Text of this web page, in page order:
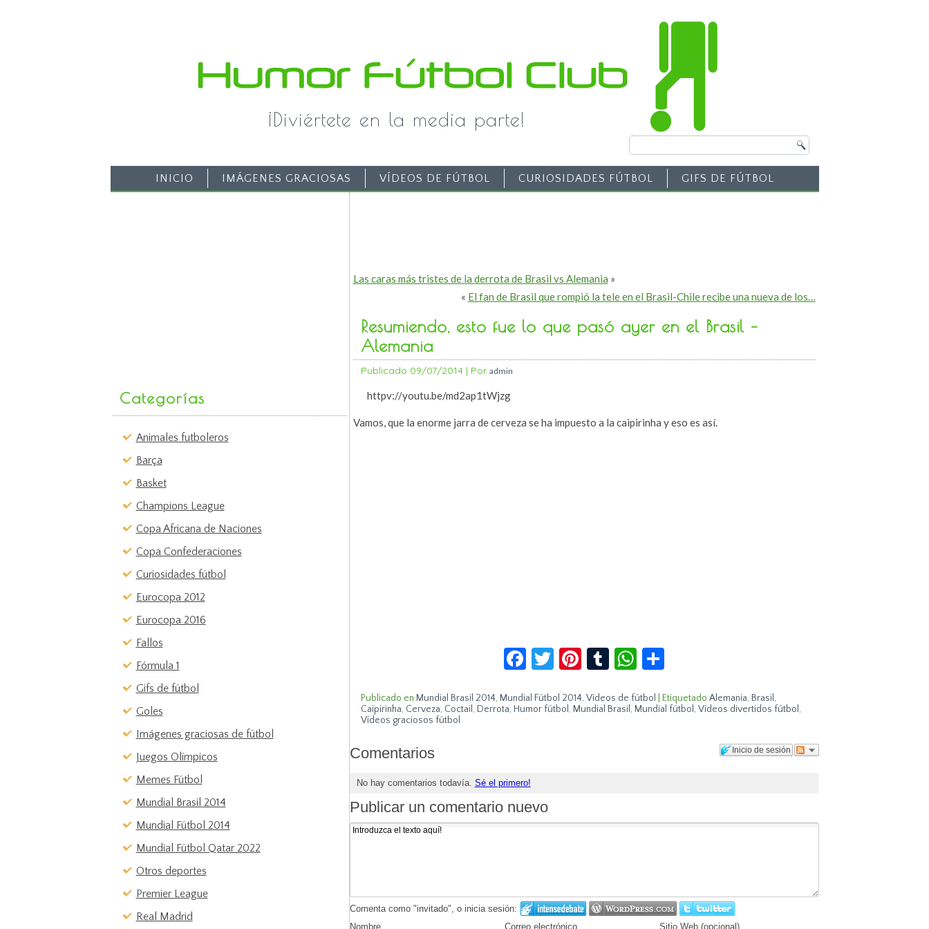
¡Diviértete en la media parte!
INICIO IMÁGENES GRACIOSAS VÍDEOS DE FÚTBOL CURIOSIDADES FÚTBOL GIFS DE FÚTBOL
Categorías
Animales futboleros
Barça
Basket
Champions League
Copa Africana de Naciones
Copa Confederaciones
Curiosidades fútbol
Eurocopa 2012
Eurocopa 2016
Fallos
Fórmula 1
Gifs de fútbol
Goles
Imágenes graciosas de fútbol
Juegos Olímpicos
Memes Fútbol
Mundial Brasil 2014
Mundial Fútbol 2014
Mundial Fútbol Qatar 2022
Otros deportes
Premier League
Real Madrid
Las caras más tristes de la derrota de Brasil vs Alemania »
« El fan de Brasil que rompió la tele en el Brasil-Chile recibe una nueva de los…
Resumiendo, esto fue lo que pasó ayer en el Brasil –
Alemania
Publicado 09/07/2014| Por admin
httpv://youtu.be/md2ap1tWjzg
Vamos, que la enorme jarra de cerveza se ha impuesto a la caipirinha y eso es así.
Facebook
Twitter
Pinterest
TumblrWhatsApp
Publicado en Mundial Brasil 2014, Mundial Fútbol 2014, Vídeos de fútbol Etiquetado Alemania, Brasil ,
Caipirinha, Cerveza, Coctail , Derrota, Humor fútbol , Mundial Brasil , Mundial fútbol , Vídeos divertidos fútbol ,
Vídeos graciosos fútbol
Inicio de sesión
Comentarios
No hay comentarios todavía. Sé el primero!
Publicar un comentario nuevo
Comenta como "invitado", o inicia sesión:
Nombre
Correo electrónico Sitio Web (opcional)